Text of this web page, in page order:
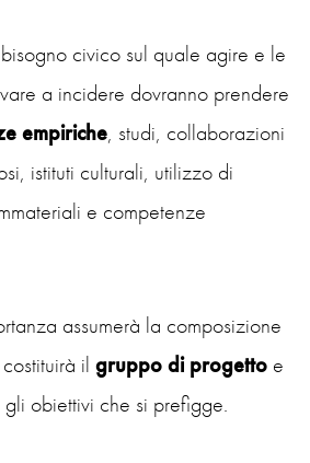
civico sul quale agire e le
a incidere dovranno prendere
empiriche, studi, collaborazioni
istituti culturali, utilizzo di
e competenze
assumerà la composizione
il gruppo di progetto e
obiettivi che si prefigge.